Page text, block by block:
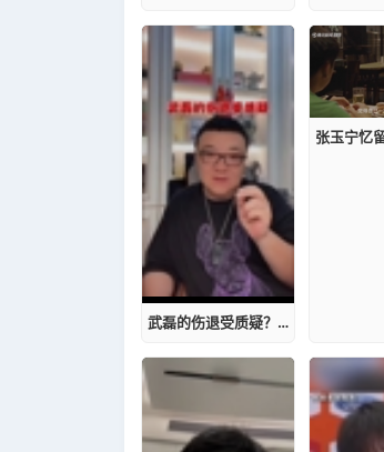
武磊的伤退受质疑？董路：他亚冠都没踢，他能为了足协杯不踢？